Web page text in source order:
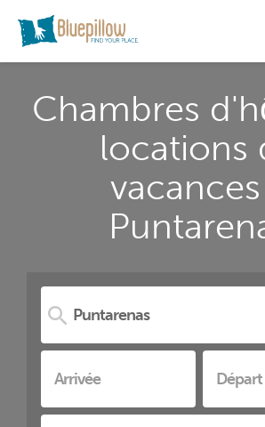
Chambres
locations